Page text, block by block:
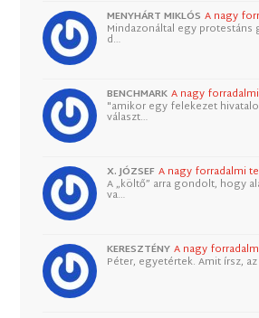
MENYHÁRT MIKLÓS A nagy
Mindazonáltal egy
d…
BENCHMARK A nagy
"amikor egy felekezet
választ…
X. JÓZSEF A nagy forradalmi
A „költő” arra gondolt, hogy
va…
KERESZTÉNY A nagy
Péter, egyetértek. Amit írsz,